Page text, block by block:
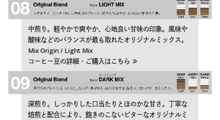
中煎り。軽やかで爽やか、心地良い甘味の印象。風味や
酸味などのバランスが最も取れたオリジナルミックス。
Mix Origin / Light Mix
コーヒー豆の詳細・ご購入はこちら ≫
深煎り。しっかりした口当たりとほのかな甘さ。丁寧な
焙煎と配合により、飽きのこないビターなオリジナルミ